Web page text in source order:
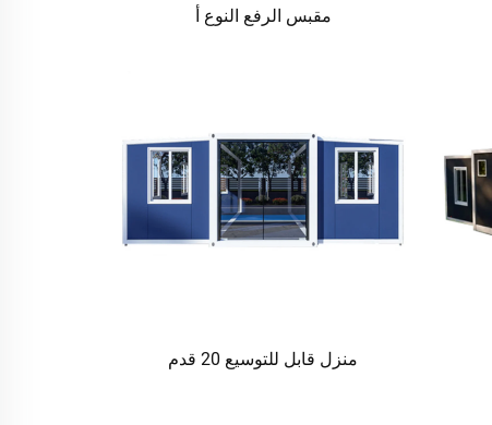
مقبس الرفع النوع أ
منزل قابل للتوسيع 20 قدم